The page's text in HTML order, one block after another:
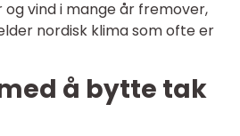
vind i mange år fremover,
nordisk klima som ofte er
å bytte tak